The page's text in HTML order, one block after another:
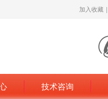
加入收藏 |
技术咨询